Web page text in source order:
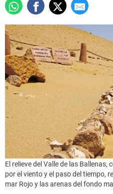
El relieve del Valle de las
por el viento y el paso del tiempo,
mar Rojo y las arenas del fondo